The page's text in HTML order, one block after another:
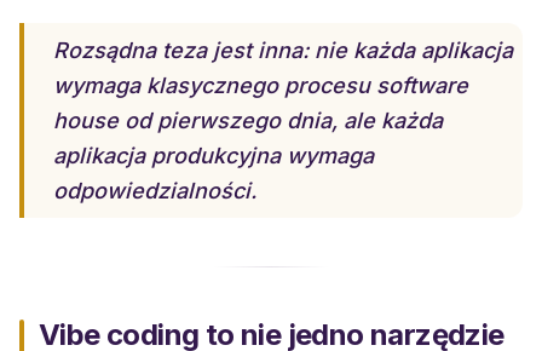
Rozsądna teza jest inna: nie każda aplikacja
wymaga klasycznego procesu software
house od pierwszego dnia, ale każda
aplikacja produkcyjna wymaga
odpowiedzialności.
Vibe coding to nie jedno narzędzie